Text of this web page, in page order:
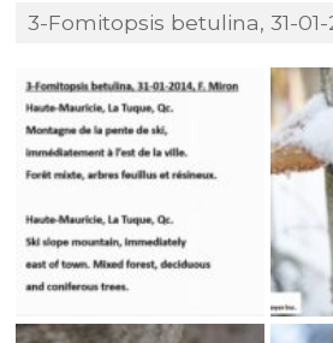
3-Fomitopsis betulina, 31-01-